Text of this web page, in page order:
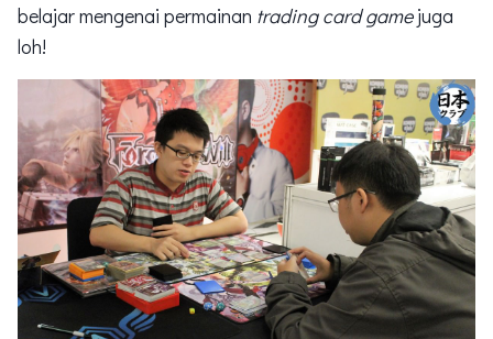
belajar mengenai permainan trading card gamejuga
loh!